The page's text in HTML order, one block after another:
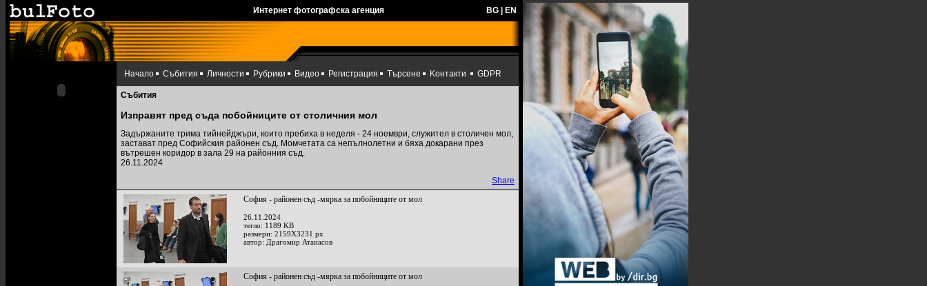
Интернет фотографска агенция BG EN
Начало Събития Личности Рубрики Видео Регистрация Търсене Kонтакти GDPR
Събития
Изправят пред съда побойниците от столичния мол
Задържаните трима тийнейджъри, които пребиха в неделя - 24 ноември, служител в столичен мол,
застават пред Софийския районен съд. Момчетата са непълнолетни и бяха докарани през
вътрешен коридор в зала 29 на районния съд.
26.11.2024
Share
София - районен съд -мярка за побойниците от мол
26.11.2024
тегло: 1189 KB
размери: 2159X3231 px
автор: Драгомир Атанасов
София - районен съд -мярка за побойниците от мол